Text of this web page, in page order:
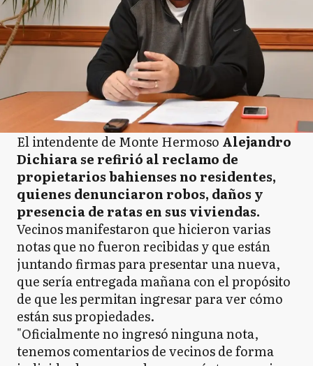
El intendente de Monte Hermoso Alejandro
Dichiara se refirió al reclamo de
propietarios bahienses no residentes,
quienes denunciaron robos, daños y
presencia de ratas en sus viviendas.
Vecinos manifestaron que hicieron varias
notas que no fueron recibidas y que están
juntando firmas para presentar una nueva,
que sería entregada mañana con el propósito
de que les permitan ingresar para ver cómo
están sus propiedades.
"Oficialmente no ingresó ninguna nota,
tenemos comentarios de vecinos de forma